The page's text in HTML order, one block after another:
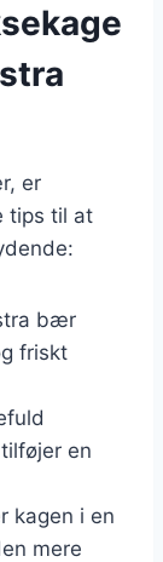
er
tips til at
bær
friskt
en
kagen i en
mere